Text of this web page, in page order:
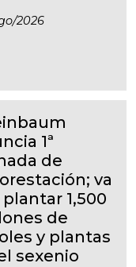
2026
1ª
de
va
1,500
de
y plantas
sexenio